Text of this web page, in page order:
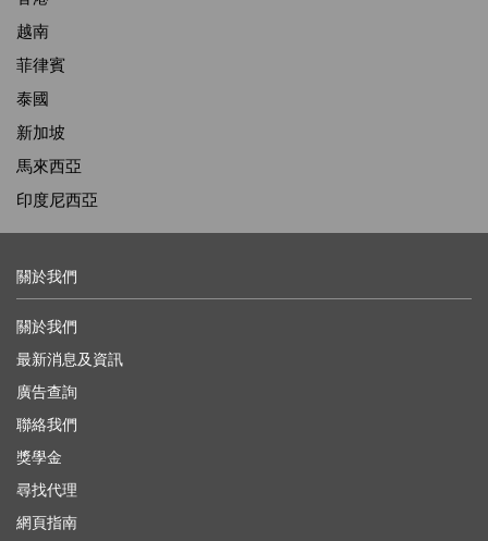
越南
菲律賓
泰國
新加坡
馬來西亞
印度尼西亞
關於我們
關於我們
最新消息及資訊
廣告查詢
聯絡我們
獎學金
尋找代理
網頁指南